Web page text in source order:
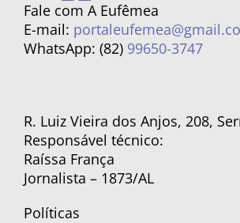
Fale com A Eufêmea
E-mail:
WhatsApp: (82) 99650-3747
R. Luiz Vieira dos Anjos, 208,
Responsável técnico:
Raíssa França
Jornalista – 1873/AL
Políticas